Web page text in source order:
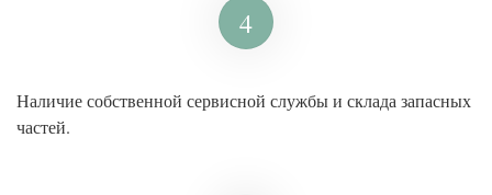
4
Наличие собственной сервисной службы и склада запасных
частей.